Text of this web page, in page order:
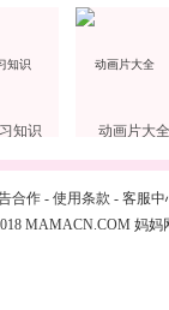
知识 动画片大全
合作 - 使用条款 - 客服中
MAMACN.COM 妈妈